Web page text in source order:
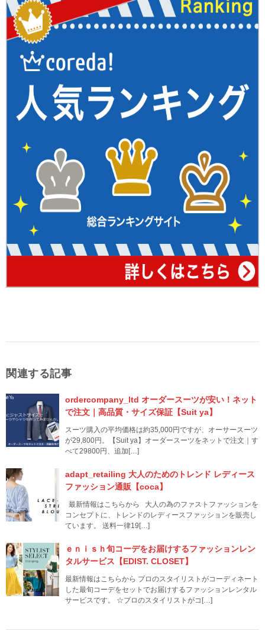
関連する記事
ordercompany_ltd オーダースーツが安い！ネット
で注文｜高品質・サイズ保証【Suit ya】
スーツ購入の平均価格は約35,000円ですが、オーサースーツ
が29,800円。【Suit ya】オーダースーツをネットで注文｜す
べて29800円、追加[…]
adapt_retailing 大人のためのトレンド レディース
ファッション通販【coca】
最新情報はこちらから 大人の為のファストファッションを
コンセプトに、トレンドのレディースファッションを販売し
ています。 送料一律19[…]
ｅｎｉｓｈ旬コーデをお届けするファッションレン
タルサービス【EDIST. CLOSET】
最新情報はこちらから プロのスタイリストがコーディネート
した最旬コーデをセットでお届けするファッションレンタル
サービスです。 ☆プロのスタイリストがコ[…]